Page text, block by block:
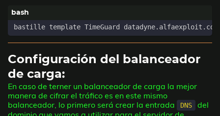
Configuración del balanceador
de carga:
En caso de terner un balanceador de carga la mejor
manera de cifrar el tráfico es en este mismo
balanceador, lo primero será crear la entrada
DNS
del